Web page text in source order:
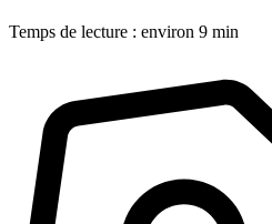
Temps de lecture : environ 9 min